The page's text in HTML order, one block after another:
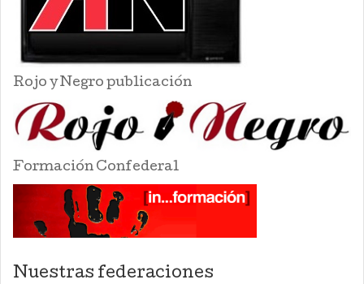
Rojo y Negro publicación
Formación Confederal
Nuestras federaciones